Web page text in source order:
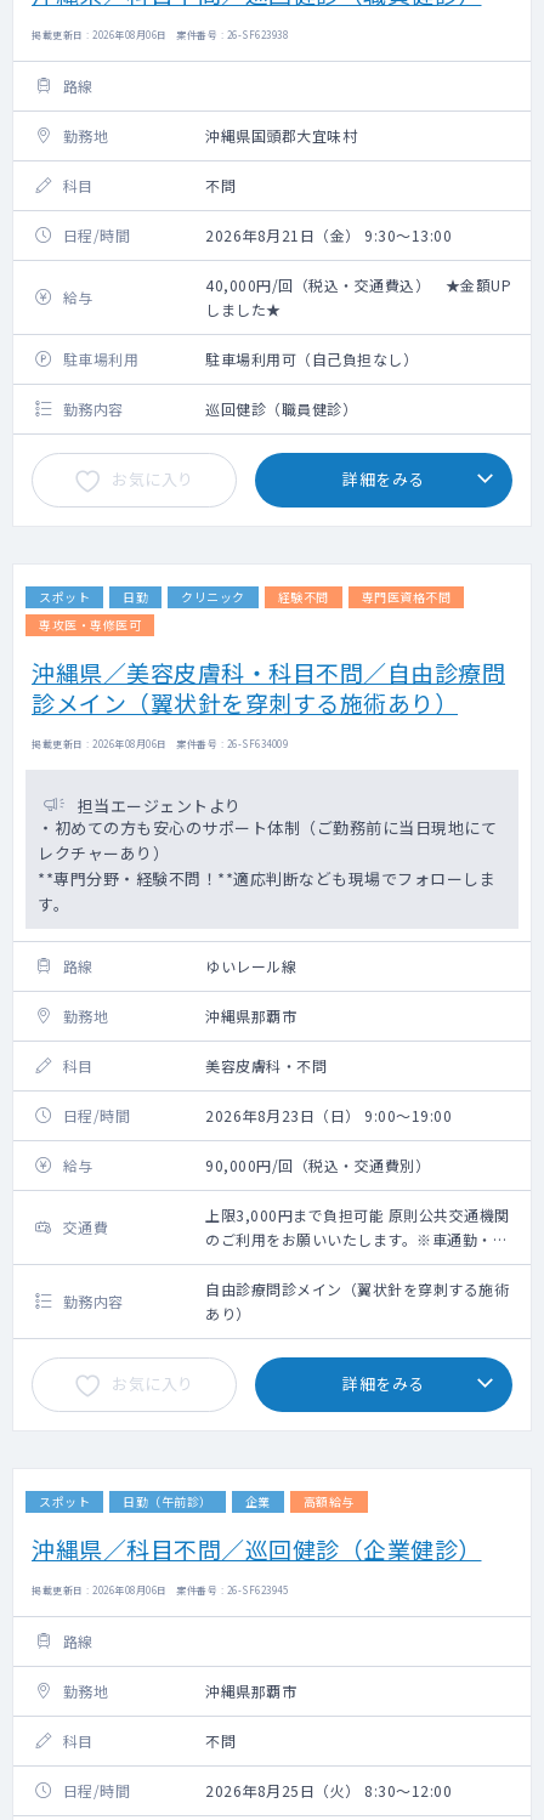
掲載更新日 : 2026年08月06日 案件番号 : 26-SF623938
路線
勤務地 沖縄県国頭郡大宜味村
科目 不問
日程/時間 2026年8月21日（金） 9:30～13:00
給与
40,000円/回（税込・交通費込） ★金額UP
しました★
駐車場利用 駐車場利用可（自己負担なし）
勤務内容 巡回健診（職員健診）
お気に入り 詳細をみる
スポット 日勤 クリニック 経験不問
専門医資格不問
専攻医・専修医可
沖縄県／美容皮膚科・科目不問／自由診療問
診メイン（翼状針を穿刺する施術あり）
掲載更新日 : 2026年08月06日 案件番号 : 26-SF634009
担当エージェントより
・初めての方も安心のサポート体制（ご勤務前に当日現地にて
レクチャーあり）
**専門分野・経験不問！**適応判断なども現場でフォローしま
す。
路線 ゆいレール線
勤務地 沖縄県那覇市
科目 美容皮膚科・不問
日程/時間 2026年8月23日（日） 9:00～19:00
給与 90,000円/回（税込・交通費別）
交通費
上限3,000円まで負担可能 原則公共交通機関
のご利用をお願いいたします。※車通勤・タ
クシー利用要相談
勤務内容
自由診療問診メイン（翼状針を穿刺する施術
あり）
お気に入り 詳細をみる
スポット 日勤（午前診） 企業 高額給与
沖縄県／科目不問／巡回健診（企業健診）
掲載更新日 : 2026年08月06日 案件番号 : 26-SF623945
路線
勤務地 沖縄県那覇市
科目 不問
日程/時間 2026年8月25日（火） 8:30～12:00